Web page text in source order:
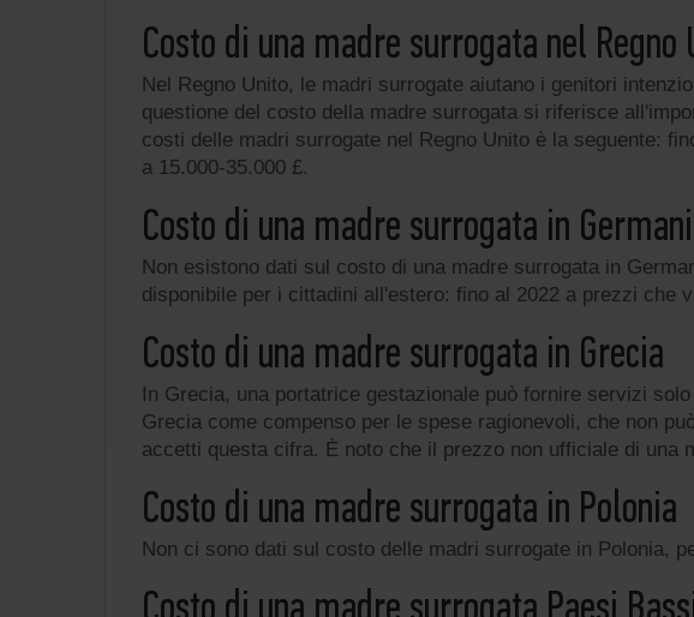
Costo di una madre surrogata nel Regno
Nel Regno Unito, le madri surrogate aiutano i genitori
questione del costo della madre surrogata si riferisce
costi delle madri surrogate nel Regno Unito è la seguente:
a 15.000-35.000 £.
Costo di una madre surrogata in
Non esistono dati sul costo di una madre surrogata in
disponibile per i cittadini all'estero: fino al 2022 a prezzi che
Costo di una madre surrogata in Grecia
In Grecia, una portatrice gestazionale può fornire servizi
Grecia come compenso per le spese ragionevoli, che non
accetti questa cifra. È noto che il prezzo non ufficiale di una
Costo di una madre surrogata in Polonia
Non ci sono dati sul costo delle madri surrogate in Polonia,